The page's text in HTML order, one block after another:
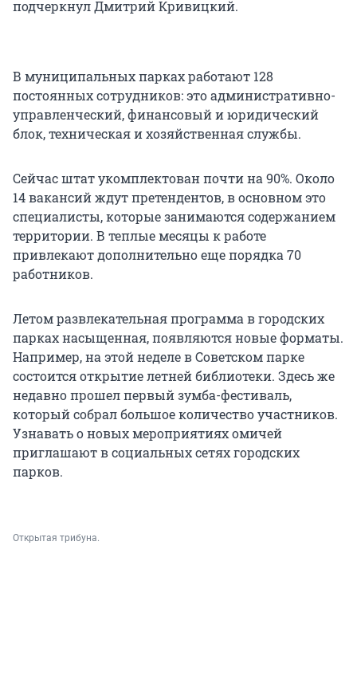
подчеркнул Дмитрий Кривицкий.
В муниципальных парках работают 128
постоянных сотрудников: это административно-
управленческий, финансовый и юридический
блок, техническая и хозяйственная службы.
Сейчас штат укомплектован почти на 90%. Около
14 вакансий ждут претендентов, в основном это
специалисты, которые занимаются содержанием
территории. В теплые месяцы к работе
привлекают дополнительно еще порядка 70
работников.
Летом развлекательная программа в городских
парках насыщенная, появляются новые форматы.
Например, на этой неделе в Советском парке
состоится открытие летней библиотеки. Здесь же
недавно прошел первый зумба-фестиваль,
который собрал большое количество участников.
Узнавать о новых мероприятиях омичей
приглашают в социальных сетях городских
парков.
Открытая трибуна.